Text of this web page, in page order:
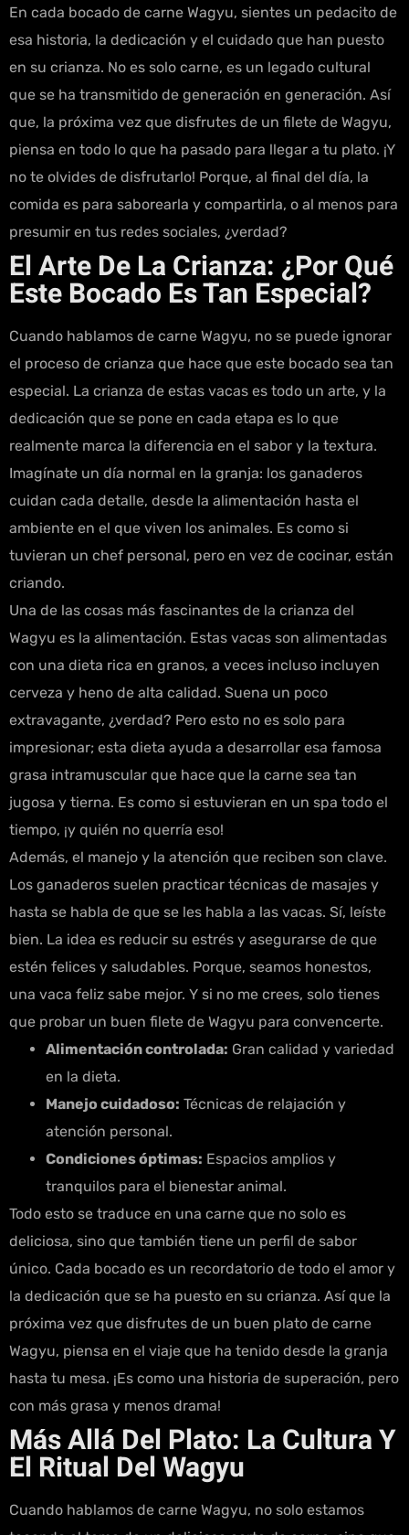
En cada bocado de carne Wagyu, sientes un pedacito de
esa historia, la dedicación y el cuidado que han puesto
en su crianza. No es solo carne, es un legado cultural
que se ha transmitido de generación en generación. Así
que, la próxima vez que disfrutes de un filete de Wagyu,
piensa en todo lo que ha pasado para llegar a tu plato. ¡Y
no te olvides de disfrutarlo! Porque, al final del día, la
comida es para saborearla y compartirla, o al menos para
presumir en tus redes sociales, ¿verdad?
El Arte De La Crianza: ¿Por Qué
Este Bocado Es Tan Especial?
Cuando hablamos de carne Wagyu, no se puede ignorar
el proceso de crianza que hace que este bocado sea tan
especial. La crianza de estas vacas es todo un arte, y la
dedicación que se pone en cada etapa es lo que
realmente marca la diferencia en el sabor y la textura.
Imagínate un día normal en la granja: los ganaderos
cuidan cada detalle, desde la alimentación hasta el
ambiente en el que viven los animales. Es como si
tuvieran un chef personal, pero en vez de cocinar, están
criando.
Una de las cosas más fascinantes de la crianza del
Wagyu es la alimentación. Estas vacas son alimentadas
con una dieta rica en granos, a veces incluso incluyen
cerveza y heno de alta calidad. Suena un poco
extravagante, ¿verdad? Pero esto no es solo para
impresionar; esta dieta ayuda a desarrollar esa famosa
grasa intramuscular que hace que la carne sea tan
jugosa y tierna. Es como si estuvieran en un spa todo el
tiempo, ¡y quién no querría eso!
Además, el manejo y la atención que reciben son clave.
Los ganaderos suelen practicar técnicas de masajes y
hasta se habla de que se les habla a las vacas. Sí, leíste
bien. La idea es reducir su estrés y asegurarse de que
estén felices y saludables. Porque, seamos honestos,
una vaca feliz sabe mejor. Y si no me crees, solo tienes
que probar un buen filete de Wagyu para convencerte.
Alimentación controlada: Gran calidad y variedad
en la dieta.
Manejo cuidadoso: Técnicas de relajación y
atención personal.
Condiciones óptimas: Espacios amplios y
tranquilos para el bienestar animal.
Todo esto se traduce en una carne que no solo es
deliciosa, sino que también tiene un perfil de sabor
único. Cada bocado es un recordatorio de todo el amor y
la dedicación que se ha puesto en su crianza. Así que la
próxima vez que disfrutes de un buen plato de carne
Wagyu, piensa en el viaje que ha tenido desde la granja
hasta tu mesa. ¡Es como una historia de superación, pero
con más grasa y menos drama!
Más Allá Del Plato: La Cultura Y
El Ritual Del Wagyu
Cuando hablamos de carne Wagyu, no solo estamos